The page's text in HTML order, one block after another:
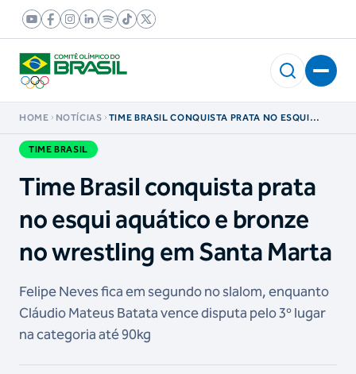
HOME NOTÍCIAS
TIME BRASIL CONQUISTA PRATA NO ESQUI
TIME BRASIL
Time Brasil conquista prata
no esqui aquático e bronze
no wrestling em Santa Marta
Felipe Neves fica em segundo no slalom, enquanto
Cláudio Mateus Batata vence disputa pelo 3º lugar
na categoria até 90kg